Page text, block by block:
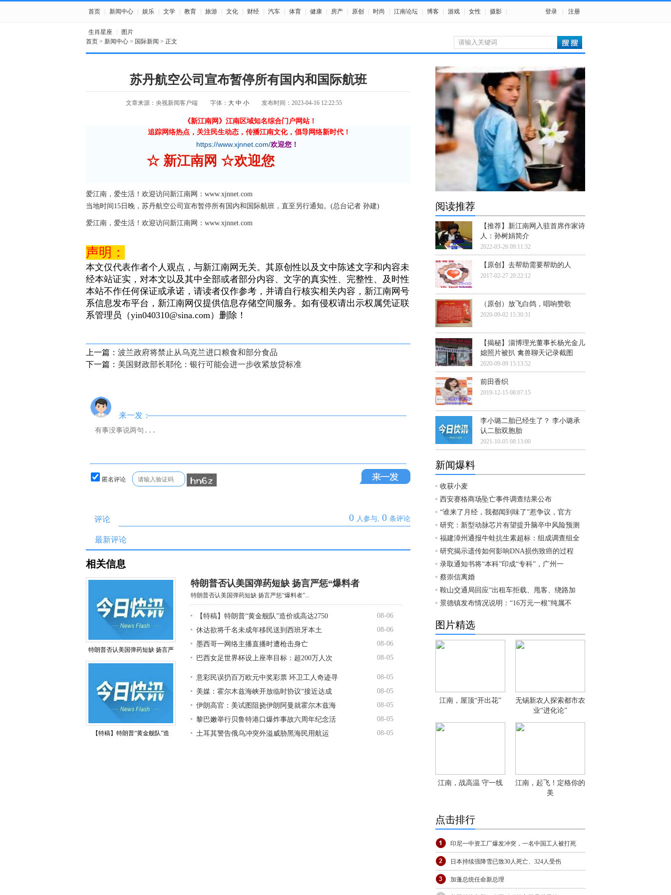
首页 新闻中心 娱乐 文学 教育 旅游 文化 财经 汽车 体育 健康 房产 原创 时尚 江南论坛 博客 游戏 女性 摄影
生肖星座 图片
登录 注册
首页 > 新闻中心 > 国际新闻 > 正文
苏丹航空公司宣布暂停所有国内和国际航班
文章来源：央视新闻客户端 字体： 大 中 小 发布时间：2023-04-16 12:22:55
《新江南网》江南区域知名综合门户网站！
追踪网络热点，关注民生动态，传播江南文化，倡导网络新时代！
https://www.xjnnet.com/欢迎您！
☆ 新江南网 ☆欢迎您
爱江南，爱生活！欢迎访问新江南网：www.xjnnet.com
当地时间15日晚，苏丹航空公司宣布暂停所有国内和国际航班，直至另行通知。(总台记者 孙建)
爱江南，爱生活！欢迎访问新江南网：www.xjnnet.com
声明：
本文仅代表作者个人观点，与新江南网无关。其原创性以及文中陈述文字和内容未
经本站证实，对本文以及其中全部或者部分内容、文字的真实性、完整性、及时性
本站不作任何保证或承诺，请读者仅作参考，并请自行核实相关内容，新江南网号
系信息发布平台，新江南网仅提供信息存储空间服务。如有侵权请出示权属凭证联
系管理员（yin040310@sina.com）删除！
上一篇： 波兰政府将禁止从乌克兰进口粮食和部分食品
下一篇： 美国财政部长耶伦：银行可能会进一步收紧放贷标准
来一发：
匿名评论
评论 0 人参与, 0 条评论
最新评论
相关信息
特朗普否认美国弹药短缺 扬言严
【特稿】特朗普“黄金舰队”造
特朗普否认美国弹药短缺 扬言严惩“爆料者
特朗普否认美国弹药短缺 扬言严惩“爆料者”...
【特稿】特朗普“黄金舰队”造价或高达2750
08-06
休达欲将千名未成年移民送到西班牙本土
08-06
墨西哥一网络主播直播时遭枪击身亡
08-06
巴西女足世界杯设上座率目标：超200万人次
08-05
意彩民误扔百万欧元中奖彩票 环卫工人奇迹寻
08-05
美媒：霍尔木兹海峡开放临时协议“接近达成
08-05
伊朗高官：美试图阻挠伊朗阿曼就霍尔木兹海
08-05
黎巴嫩举行贝鲁特港口爆炸事故六周年纪念活
08-05
土耳其警告俄乌冲突外溢威胁黑海民用航运
08-05
阅读推荐
【推荐】新江南网入驻首席作家诗
人：孙树娟简介
2022-03-26 09:11:32
【原创】去帮助需要帮助的人
2017-02-27 20:22:12
（原创）放飞白鸽，唱响赞歌
2020-09-02 15:30:31
【揭秘】淄博理光董事长杨光金儿
媳照片被扒 禽兽聊天记录截图
2020-09-09 15:13:52
前田香织
2019-12-15 08:07:15
李小璐二胎已经生了？ 李小璐承
认二胎双胞胎
2021-10-05 08:13:00
新闻爆料
收获小麦
西安赛格商场坠亡事件调查结果公布
“谁来了月经，我都闻到味了”惹争议，官方
研究：新型动脉芯片有望提升脑卒中风险预测
福建漳州通报牛蛙抗生素超标：组成调查组全
研究揭示遗传如何影响DNA损伤致癌的过程
录取通知书将“本科”印成“专科”，广州一
蔡崇信离婚
鞍山交通局回应“出租车拒载、甩客、绕路加
景德镇发布情况说明：“16万元一根”纯属不
图片精选
江南，屋顶“开出花”
无锡新农人探索都市农
业“进化论”
江南，战高温 守一线
江南，起飞！定格你的
美
点击排行
印尼一中资工厂爆发冲突，一名中国工人被打死
日本持续强降雪已致30人死亡、324人受伤
加蓬总统任命新总理